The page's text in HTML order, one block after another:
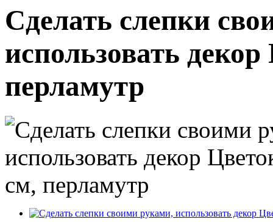
Сделать слепки
использовать
перламутр